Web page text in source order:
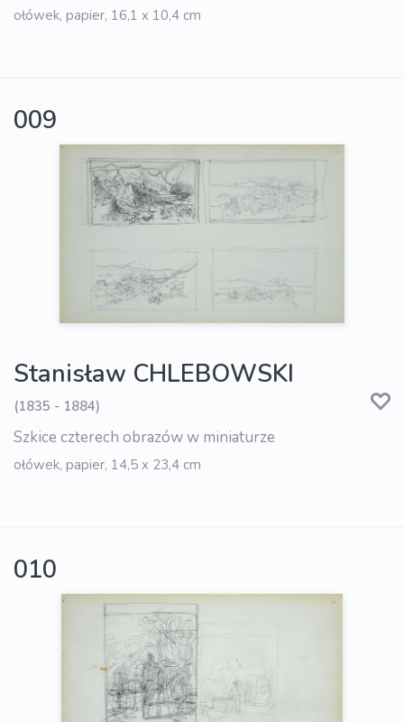
ołówek, papier, 16,1 x 10,4 cm
009
Stanisław CHLEBOWSKI
(1835 - 1884)
Szkice czterech obrazów w miniaturze
ołówek, papier, 14,5 x 23,4 cm
010